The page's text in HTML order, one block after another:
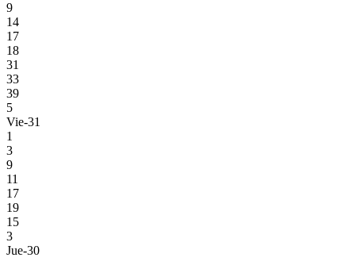
9
14
17
18
31
33
39
5
Vie-31
1
3
9
11
17
19
15
3
Jue-30